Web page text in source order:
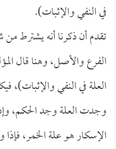
في النفي والإثبات).
تقدم أن ذكرنا أنه يشترط
الفرع والأصل، وهنا قال
العلة في النفي والإثبات)،
وجدت العلة وجد الحكم،
الإسكار هو علة الخمر،